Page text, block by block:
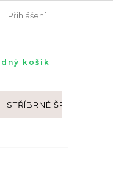
Přihlášení
košík
STŘÍBRNÉ ŠPERKY